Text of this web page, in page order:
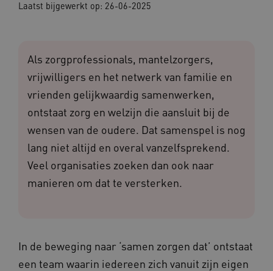
Laatst bijgewerkt op: 26-06-2025
Als zorgprofessionals, mantelzorgers,
vrijwilligers en het netwerk van familie en
vrienden gelijkwaardig samenwerken,
ontstaat zorg en welzijn die aansluit bij de
wensen van de oudere. Dat samenspel is nog
lang niet altijd en overal vanzelfsprekend.
Veel organisaties zoeken dan ook naar
manieren om dat te versterken.
In de beweging naar ‘samen zorgen dat’ ontstaat
een team waarin iedereen zich vanuit zijn eigen